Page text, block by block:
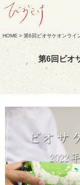
HOME> 第6回ビオサケオンライ
第6回ビオ